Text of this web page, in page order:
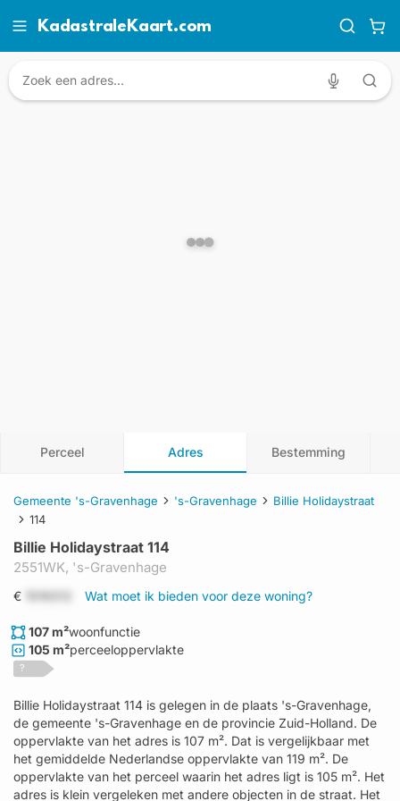
KadastraleKaart.com
Perceel Adres Bestemming
Gemeente 's-Gravenhage 's-Gravenhage
Billie Holidaystraat
114
Billie Holidaystraat 114
2551WK, 's-Gravenhage
€ Wat moet ik bieden voor deze woning?
107 m²woonfunctie
105 m²perceeloppervlakte
?
Billie Holidaystraat 114 is gelegen in de plaats 's-Gravenhage,
de gemeente 's-Gravenhage en de provincie Zuid-Holland. De
oppervlakte van het adres is 107 m². Dat is vergelijkbaar met
het gemiddelde Nederlandse oppervlakte van 119 m². De
oppervlakte van het perceel waarin het adres ligt is 105 m². Het
adres is klein vergeleken met andere objecten in de straat. Het